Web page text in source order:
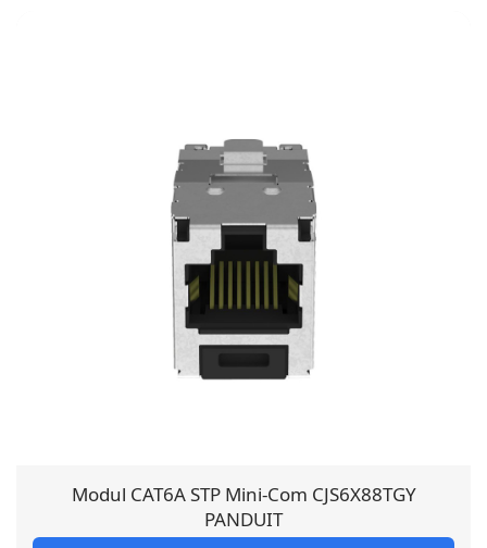
Modul CAT6A STP Mini-Com CJS6X88TGY
PANDUIT